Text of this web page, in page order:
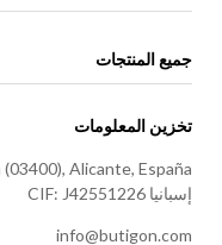
جميع المنتجات
تخزين المعلومات
Alicante, España
إسبانيا CIF: J42551226
info@butigon.com